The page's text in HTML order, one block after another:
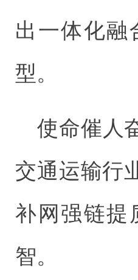
出一体化融
型。
使命催人
交通运输行
补网强链提
智。